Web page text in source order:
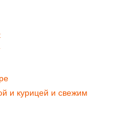
и курицей и свежим